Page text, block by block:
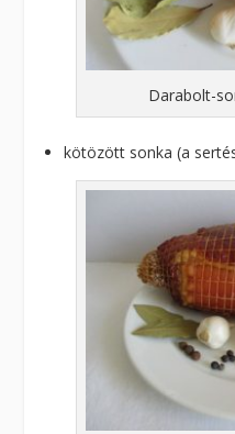
Darabolt-
kötözött sonka (a